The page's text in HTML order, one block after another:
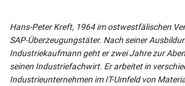
Hans-Peter Kreft, 1964 im ostwestfälischen
SAP-Überzeugungstäter. Nach seiner
Industriekaufmann geht er zwei Jahre zur
seinen Industriefachwirt. Er arbeitet in
Industrieunternehmen im IT-Umfeld von